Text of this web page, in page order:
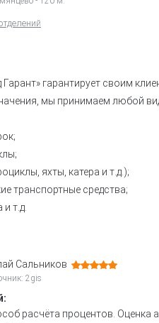
гарантирует своим
мы принимаем любой
яхты, катера и т.д.);
транспортные средства;
т.д.
Сальников
2gis
расчёта процентов. Оценка